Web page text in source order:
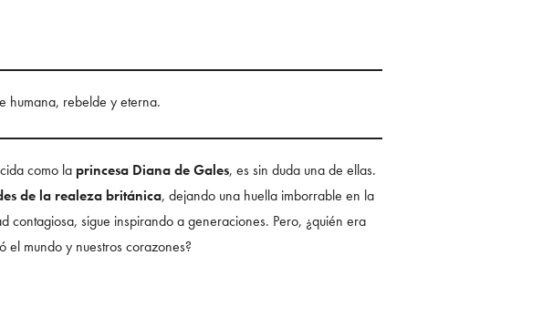
humana, rebelde y eterna.
como la princesa Diana de Gales, es sin duda una de ellas.
de la realeza británica, dejando una huella imborrable en la
contagiosa, sigue inspirando a generaciones. Pero, ¿quién era
el mundo y nuestros corazones?